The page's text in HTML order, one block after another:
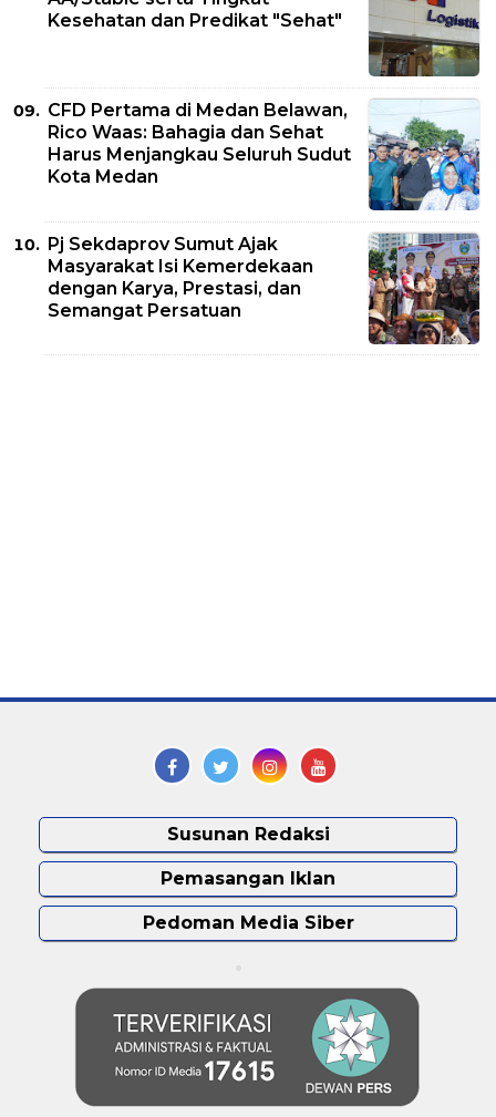
Kesehatan dan Predikat "Sehat"
CFD Pertama di Medan Belawan,
Rico Waas: Bahagia dan Sehat
Harus Menjangkau Seluruh Sudut
Kota Medan
Pj Sekdaprov Sumut Ajak
Masyarakat Isi Kemerdekaan
dengan Karya, Prestasi, dan
Semangat Persatuan
Susunan Redaksi
Pemasangan Iklan
Pedoman Media Siber